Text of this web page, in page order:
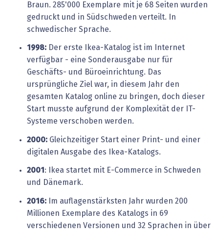
Braun. 285'000 Exemplare mit je 68 Seiten wurden
gedruckt und in Südschweden verteilt. In
schwedischer Sprache.
1998: Der erste Ikea-Katalog ist im Internet
verfügbar - eine Sonderausgabe nur für
Geschäfts- und Büroeinrichtung. Das
ursprüngliche Ziel war, in diesem Jahr den
gesamten Katalog online zu bringen, doch dieser
Start musste aufgrund der Komplexität der IT-
Systeme verschoben werden.
2000: Gleichzeitiger Start einer Print- und einer
digitalen Ausgabe des Ikea-Katalogs.
2001 : Ikea startet mit E-Commerce in Schweden
und Dänemark.
2016: Im auflagenstärksten Jahr wurden 200
Millionen Exemplare des Katalogs in 69
verschiedenen Versionen und 32 Sprachen in über